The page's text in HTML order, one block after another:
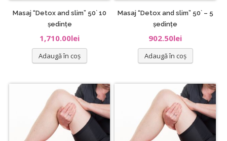
Masaj “Detox and slim” 50` 10
ședințe
1,710.00lei
Adaugă în coș
Masaj “Detox and slim” 50` – 5
ședințe
902.50lei
Adaugă în coș